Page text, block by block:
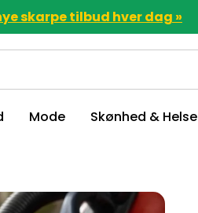
skarpe tilbud hver dag »
Mode Skønhed & Helse